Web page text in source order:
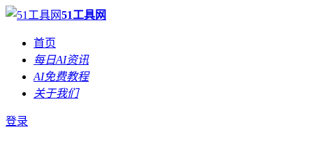
51工具网
首页
每日AI资讯
AI免费教程
关于我们
登录